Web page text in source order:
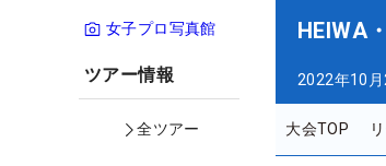
女子プロ写真館
ツアー情報
全ツアー
HEIWA
2022年10
大会TOP